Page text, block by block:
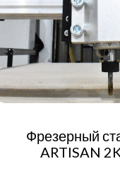
Фрезерный
ARTISAN